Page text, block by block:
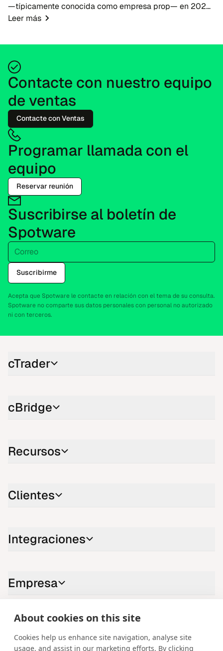
About cookies on this site
Cookies help us enhance site navigation, analyse site
usage, and assist in our marketing efforts. By clicking
—típicamente conocida como empresa prop— en 2026
presenta una oportunidad oportuna para emprendedores
Leer más
Contacte con nuestro equipo
de ventas
Contacte con Ventas
Programar llamada con el
equipo
Reservar reunión
Suscribirse al boletín de
Spotware
Correo
Suscribirme
Acepta que Spotware le contacte en relación con el tema de su consulta.
Spotware no comparte sus datos personales con personal no autorizado
ni con terceros.
cTrader
cBridge
Recursos
Clientes
Integraciones
Empresa
Contáctenos
LinkedIn
YouTube
X Instagram
Facebook